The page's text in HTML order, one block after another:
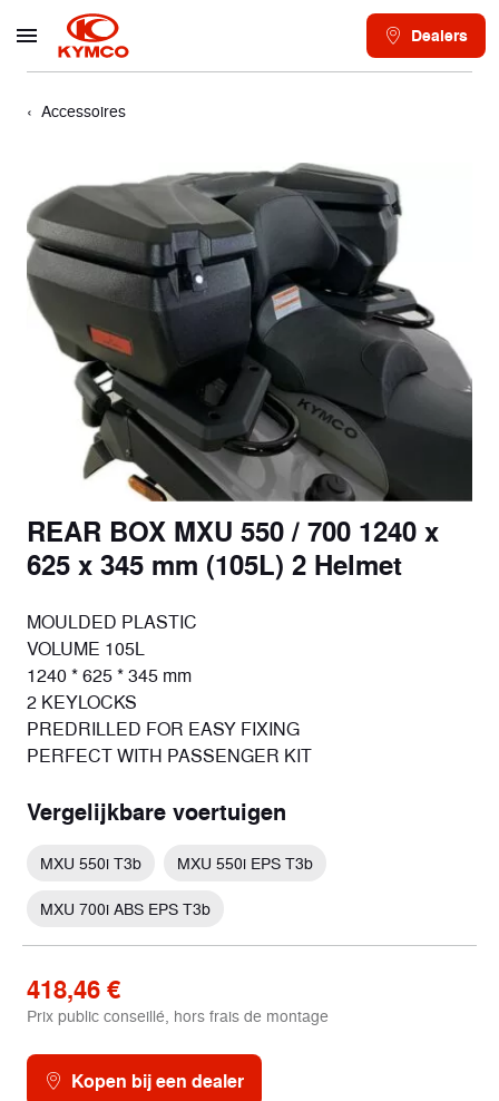
Dealers
Accessoires
REAR BOX MXU 550 / 700 1240 x
625 x 345 mm (105L) 2 Helmet
MOULDED PLASTIC
VOLUME 105L
1240 * 625 * 345 mm
2 KEYLOCKS
PREDRILLED FOR EASY FIXING
PERFECT WITH PASSENGER KIT
Vergelijkbare voertuigen
MXU 550i T3b MXU 550i EPS T3b
MXU 700i ABS EPS T3b
418,46 €
Prix public conseillé, hors frais de montage
Kopen bij een dealer